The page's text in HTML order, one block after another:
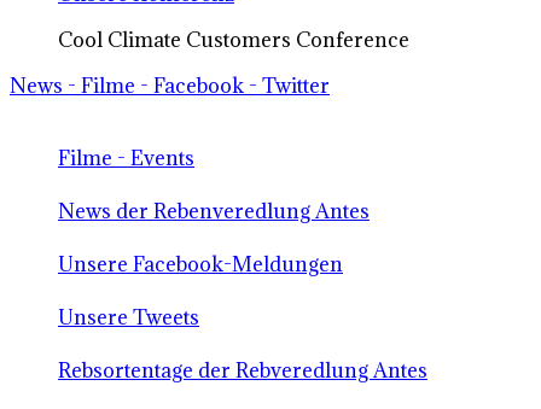
Cool Climate Customers Conference
News - Filme - Facebook - Twitter
Filme - Events
News der Rebenveredlung Antes
Unsere Facebook-Meldungen
Unsere Tweets
Rebsortentage der Rebveredlung Antes